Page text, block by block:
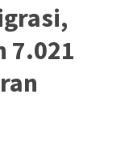
7.021